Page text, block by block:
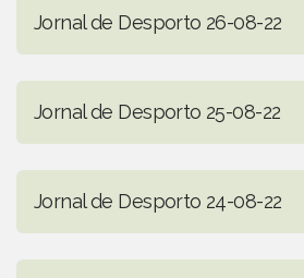
Jornal de Desporto 26-08-22
Jornal de Desporto 25-08-22
Jornal de Desporto 24-08-22